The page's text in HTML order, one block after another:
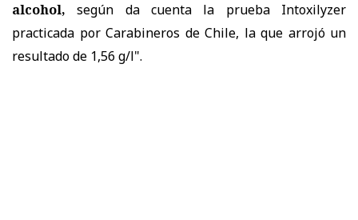
alcohol, según da cuenta la prueba Intoxilyzer
practicada por Carabineros de Chile, la que arrojó un
resultado de 1,56 g/l".